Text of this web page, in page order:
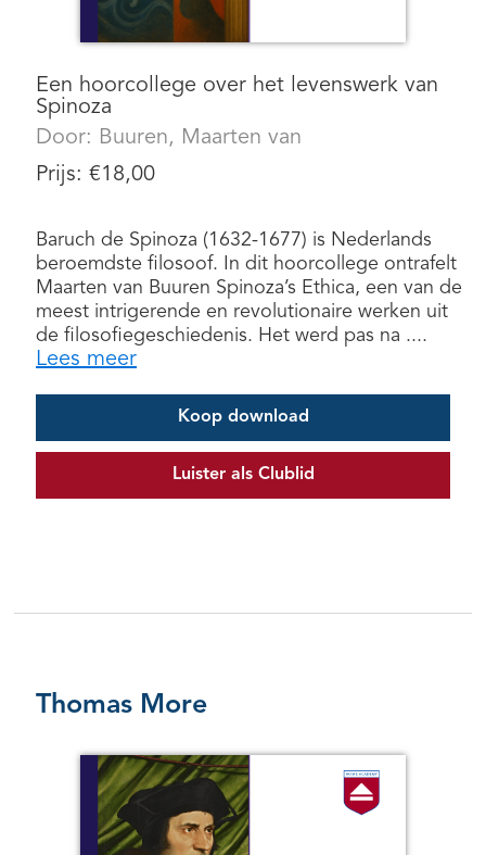
Een hoorcollege over het levenswerk van
Spinoza
Door: Buuren, Maarten van
Prijs: €18,00
Baruch de Spinoza (1632-1677) is Nederlands
beroemdste filosoof. In dit hoorcollege ontrafelt
Maarten van Buuren Spinoza’s Ethica, een van de
meest intrigerende en revolutionaire werken uit
de filosofiegeschiedenis. Het werd pas na ....
Lees meer
Koop download
Luister als Clublid
Thomas More